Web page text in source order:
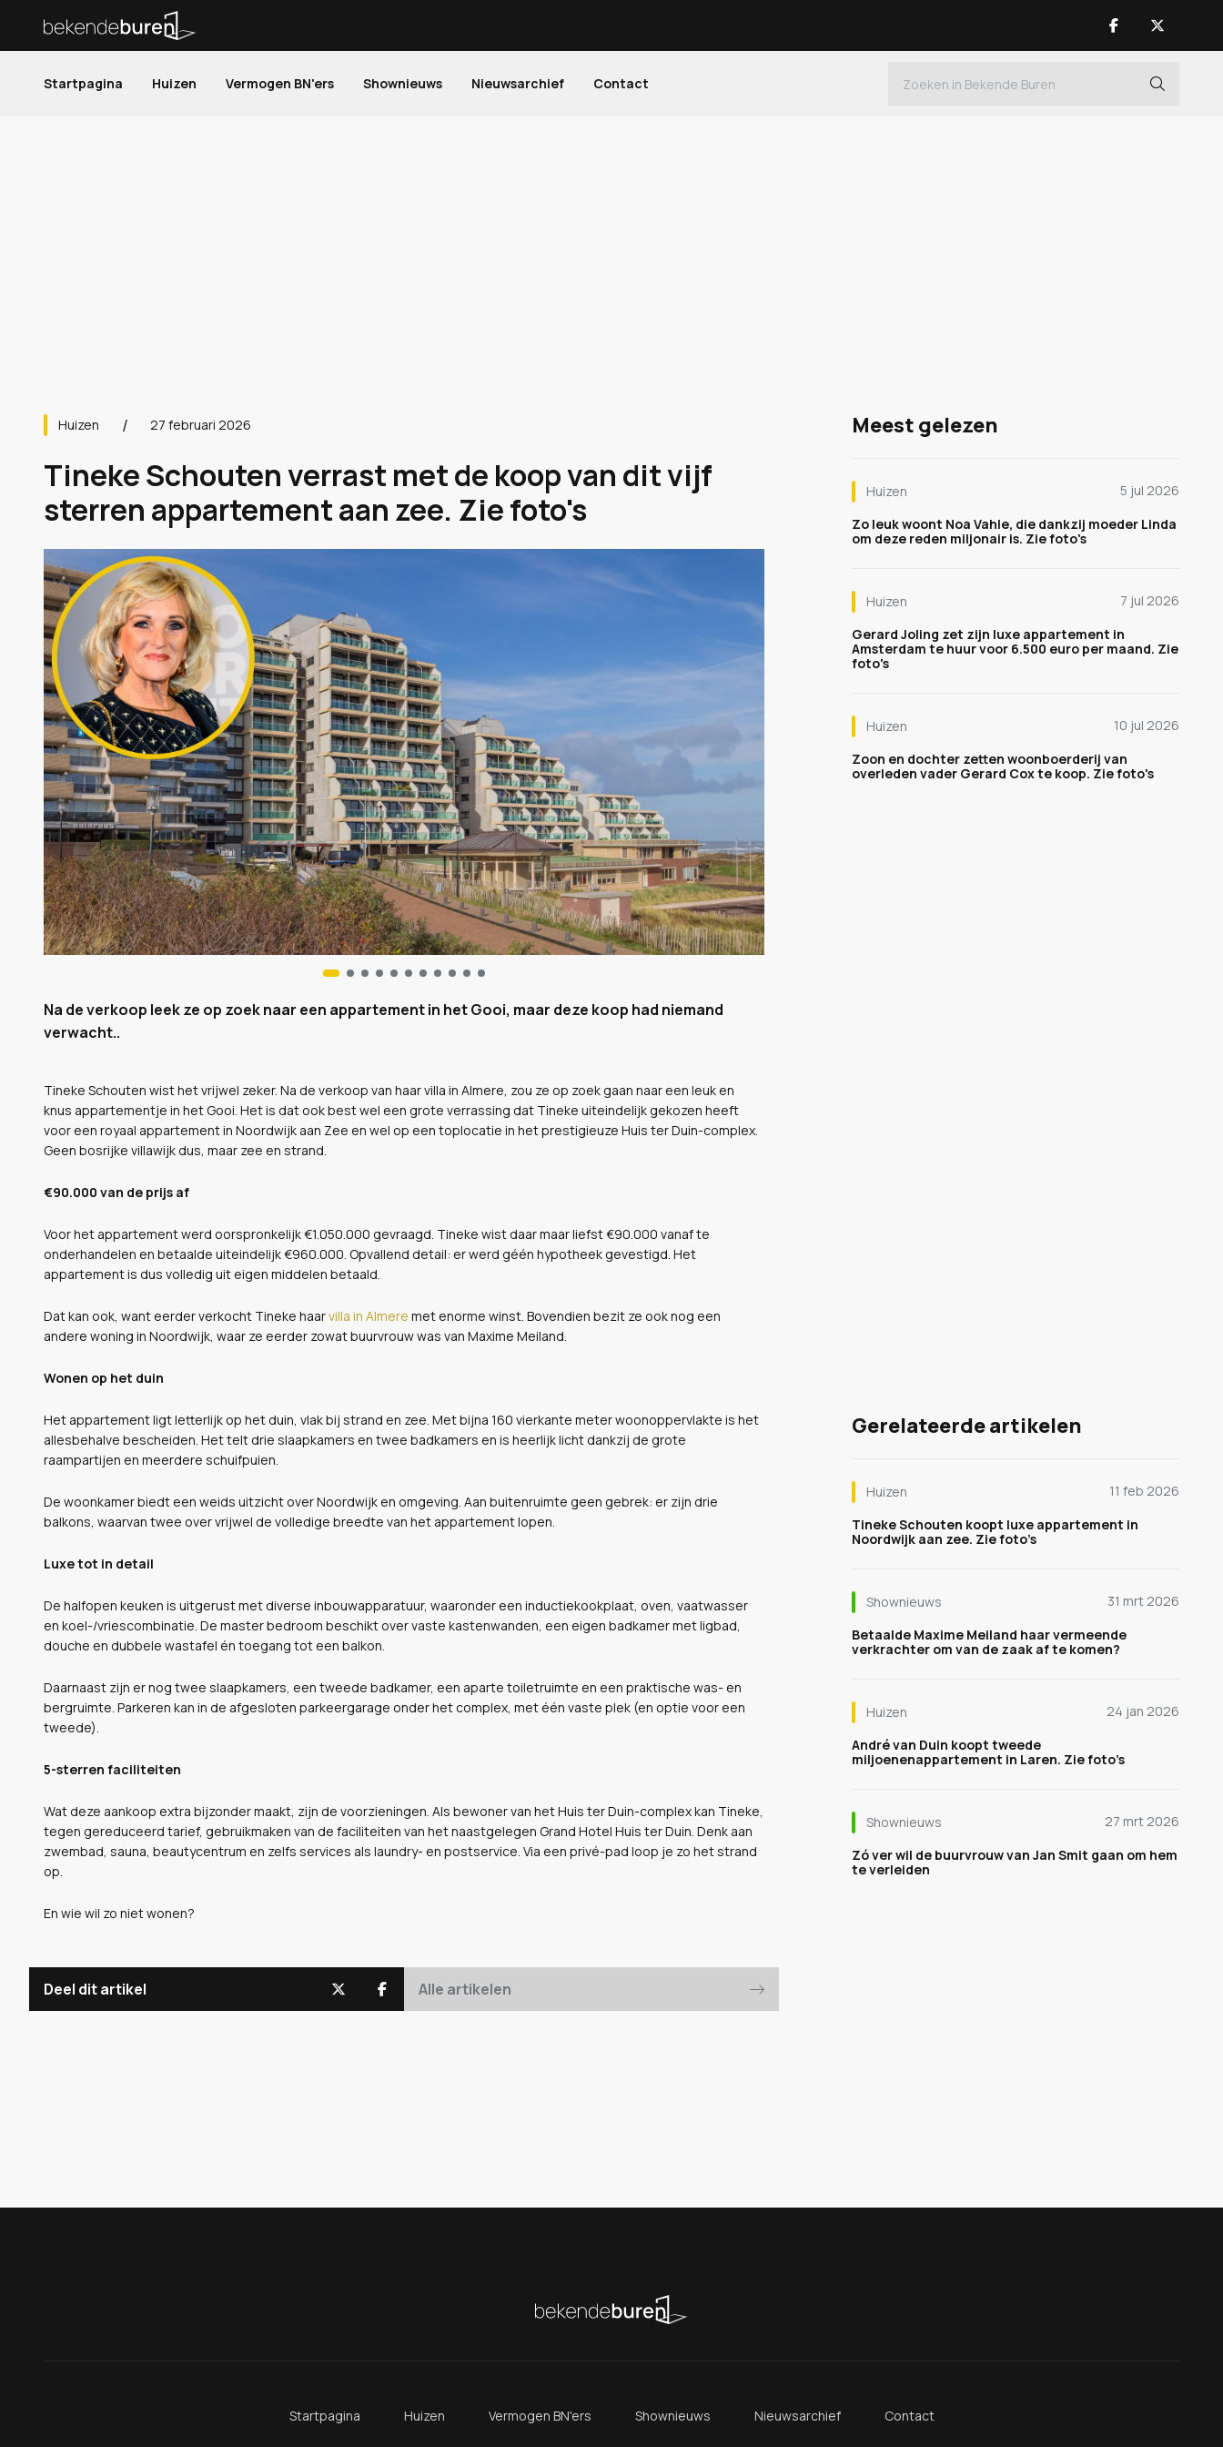
Startpagina Huizen Vermogen BN'ers Shownieuws Nieuwsarchief Contact
Huizen 27 februari 2026
Tineke Schouten verrast met de koop van dit vijf
sterren appartement aan zee. Zie foto's
Na de verkoop leek ze op zoek naar een appartement in het Gooi, maar deze koop had niemand
verwacht..
Tineke Schouten wist het vrijwel zeker. Na de verkoop van haar villa in Almere, zou ze op zoek gaan naar een leuk en
knus appartementje in het Gooi. Het is dat ook best wel een grote verrassing dat Tineke uiteindelijk gekozen heeft
voor een royaal appartement in Noordwijk aan Zee en wel op een toplocatie in het prestigieuze Huis ter Duin-complex.
Geen bosrijke villawijk dus, maar zee en strand.
€90.000 van de prijs af
Voor het appartement werd oorspronkelijk €1.050.000 gevraagd. Tineke wist daar maar liefst €90.000 vanaf te
onderhandelen en betaalde uiteindelijk €960.000. Opvallend detail: er werd géén hypotheek gevestigd. Het
appartement is dus volledig uit eigen middelen betaald.
Dat kan ook, want eerder verkocht Tineke haarvilla in Almere met enorme winst. Bovendien bezit ze ook nog een
andere woning in Noordwijk, waar ze eerder zowat buurvrouw was van Maxime Meiland.
Wonen op het duin
Het appartement ligt letterlijk op het duin, vlak bij strand en zee. Met bijna 160 vierkante meter woonoppervlakte is het
allesbehalve bescheiden. Het telt drie slaapkamers en twee badkamers en is heerlijk licht dankzij de grote
raampartijen en meerdere schuifpuien.
De woonkamer biedt een weids uitzicht over Noordwijk en omgeving. Aan buitenruimte geen gebrek: er zijn drie
balkons, waarvan twee over vrijwel de volledige breedte van het appartement lopen.
Luxe tot in detail
De halfopen keuken is uitgerust met diverse inbouwapparatuur, waaronder een inductiekookplaat, oven, vaatwasser
en koel-/vriescombinatie. De master bedroom beschikt over vaste kastenwanden, een eigen badkamer met ligbad,
douche en dubbele wastafel én toegang tot een balkon.
Daarnaast zijn er nog twee slaapkamers, een tweede badkamer, een aparte toiletruimte en een praktische was- en
bergruimte. Parkeren kan in de afgesloten parkeergarage onder het complex, met één vaste plek (en optie voor een
tweede).
5-sterren faciliteiten
Wat deze aankoop extra bijzonder maakt, zijn de voorzieningen. Als bewoner van het Huis ter Duin-complex kan Tineke,
tegen gereduceerd tarief, gebruikmaken van de faciliteiten van het naastgelegen Grand Hotel Huis ter Duin. Denk aan
zwembad, sauna, beautycentrum en zelfs services als laundry- en postservice. Via een privé-pad loop je zo het strand
op.
En wie wil zo niet wonen?
Deel dit artikel Alle artikelen
Meest gelezen
Huizen
5 jul 2026
Zo leuk woont Noa Vahle, die dankzij moeder Linda
om deze reden miljonair is. Zie foto's
Huizen
7 jul 2026
Gerard Joling zet zijn luxe appartement in
Amsterdam te huur voor 6.500 euro per maand. Zie
foto's
Huizen
10 jul 2026
Zoon en dochter zetten woonboerderij van
overleden vader Gerard Cox te koop. Zie foto's
Gerelateerde artikelen
Huizen
11 feb 2026
Tineke Schouten koopt luxe appartement in
Noordwijk aan zee. Zie foto’s
Shownieuws
31 mrt 2026
Betaalde Maxime Meiland haar vermeende
verkrachter om van de zaak af te komen?
Huizen
24 jan 2026
André van Duin koopt tweede
miljoenenappartement in Laren. Zie foto’s
Shownieuws
27 mrt 2026
Zó ver wil de buurvrouw van Jan Smit gaan om hem
te verleiden
Startpagina Huizen Vermogen BN'ers Shownieuws Nieuwsarchief Contact